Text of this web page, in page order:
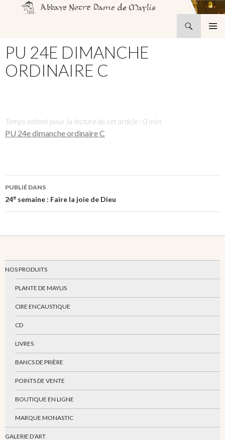
AU
CONTENU
PU 24E DIMANCHE
ORDINAIRE C
Temps estimé pour la lecture de cet article : 0 min
PU 24e dimanche ordinaire C
Navigation
des
PUBLIÉ DANS
24e semaine : Faire la joie de Dieu
NOS PRODUITS
PLANTE DE MAYLIS
CIRE ENCAUSTIQUE
CD
LIVRES
BANCS DE PRIÈRE
POINTS DE VENTE
BOUTIQUE EN LIGNE
MARQUE MONASTIC
GALERIE D’ART